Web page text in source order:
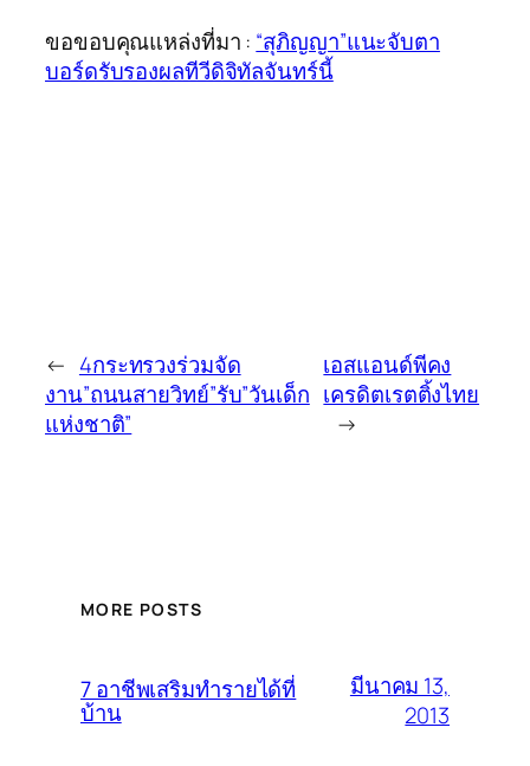
ขอขอบคุณแหล่งที่มา : “สุภิญญา”แนะจับตา
บอร์ดรับรองผลทีวีดิจิทัลจันทร์นี้
← 4กระทรวงร่วมจัด
งาน”ถนนสายวิทย์”รับ”วันเด็ก
แห่งชาติ”
เอสแอนด์พีคง
เครดิตเรตติ้งไทย
→
MORE POSTS
7 อาชีพเสริมทำรายได้ที่
บ้าน
มีนาคม 13,
2013